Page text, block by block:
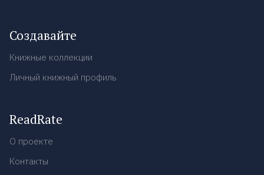
Создавайте
Книжные коллекции
Личный книжный профиль
ReadRate
О проекте
Контакты